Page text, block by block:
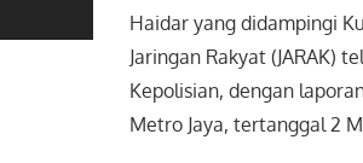
Haidar yang didampingi
Jaringan Rakyat (JARAK)
Kepolisian, dengan
Metro Jaya, tertanggal 2